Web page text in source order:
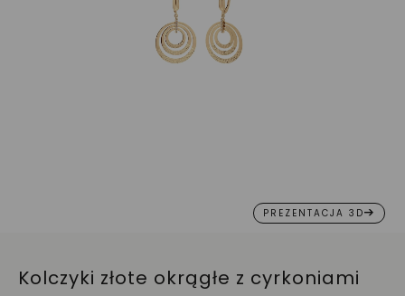
PREZENTACJA 3D
Kolczyki złote okrągłe z cyrkoniami